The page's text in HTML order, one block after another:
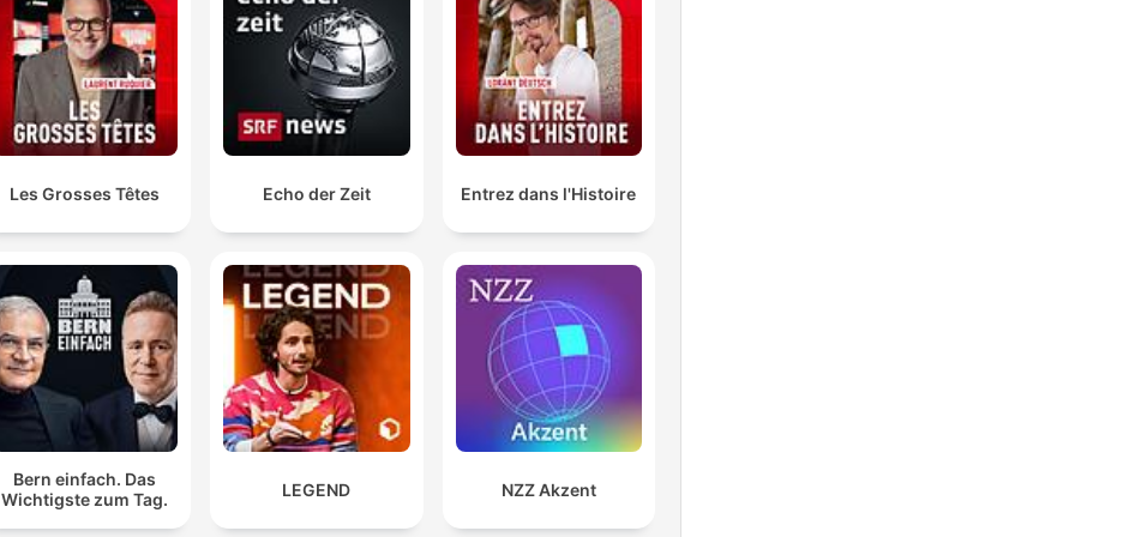
betwis.
Die probleem in die DRK op oomblik is die omgewing.
Je weet, daar is plekke waar die mense in opstand kom
teen die gesondheidswerkers nie toegelaat word om te
help en te werk nie.
Hoe agteruit die dissipline by skole het, die
toerekeningsvatbaarheid van onderwysers is, op ons my
in baie skole, van nul en geen erwaar.
00:24:12 · 'n Afgetrede onderwyser deel sy kommer oor die
gebrek aan dissipline en verantwoordelikheid in die huidige
Les Grosses Têtes Echo der Zeit Entrez dans l'Histoire
Bern einfach. Das
Wichtigste zum Tag.
LEGEND NZZ Akzent